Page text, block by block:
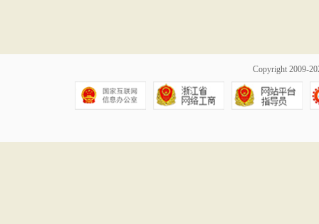
Copyright 2009-